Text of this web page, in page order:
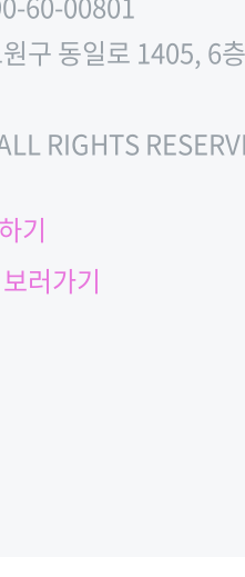
구 동일로 1405, 6
RIGHTS
기
러가기